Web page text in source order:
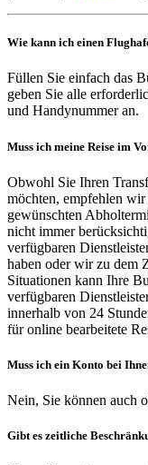
Wie kann ich einen
Füllen Sie einfach das
geben Sie alle
und Handynummer an.
Muss ich meine Reise im
Obwohl Sie Ihren
möchten, empfehlen
gewünschten
nicht immer
verfügbaren
haben oder wir zu dem
Situationen kann Ihre
verfügbaren
innerhalb von 24
für online bearbeitete
Muss ich ein Konto bei
Nein, Sie können auch
Gibt es zeitliche